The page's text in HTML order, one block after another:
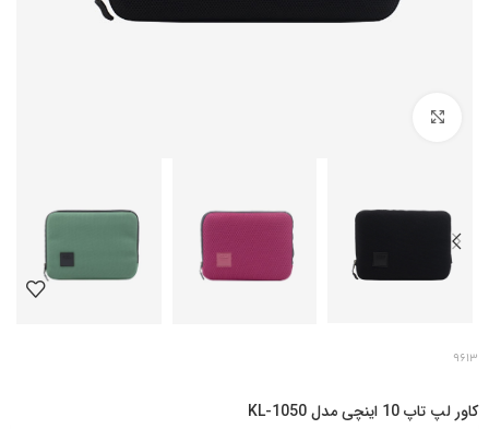
9613
کاور لپ تاپ 10 اینچی مدل KL-1050